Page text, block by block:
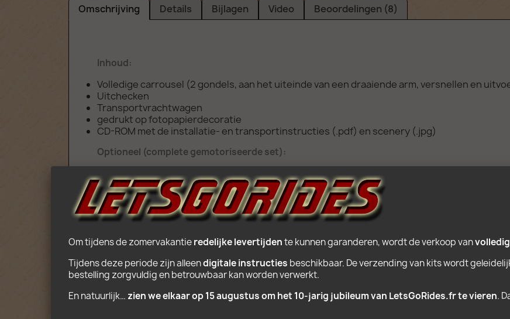
Omschrijving Details Bijlagen Video Beoordelingen (8)
Inhoud:
Volledige carrousel (2 gondels, aan het uiteinde van een draaiende arm, versnellen en
Uitchecken
Transportvrachtwagen
gedrukt op fotopapierdecoratie
CD-ROM met de installatie- en transportinstructies (.pdf) en scenery (.jpg)
Optioneel (complete gemotoriseerde set):
Motor en accubak compatibel met Lego Power Function
Leeftijd: 10+
POPULAIRE PRODUCTEN
Om tijdens de zomervakantie redelijke levertijden te kunnen garanderen, wordt de verkoop van
Tijdens deze periode zijn alleen digitale instructies beschikbaar. De verzending van kits wordt
bestelling zorgvuldig en betrouwbaar kan worden verwerkt.
En natuurlijk… zien we elkaar op 15 augustus om het 10‑jarig jubileum van LetsGoRides.fr te vieren.